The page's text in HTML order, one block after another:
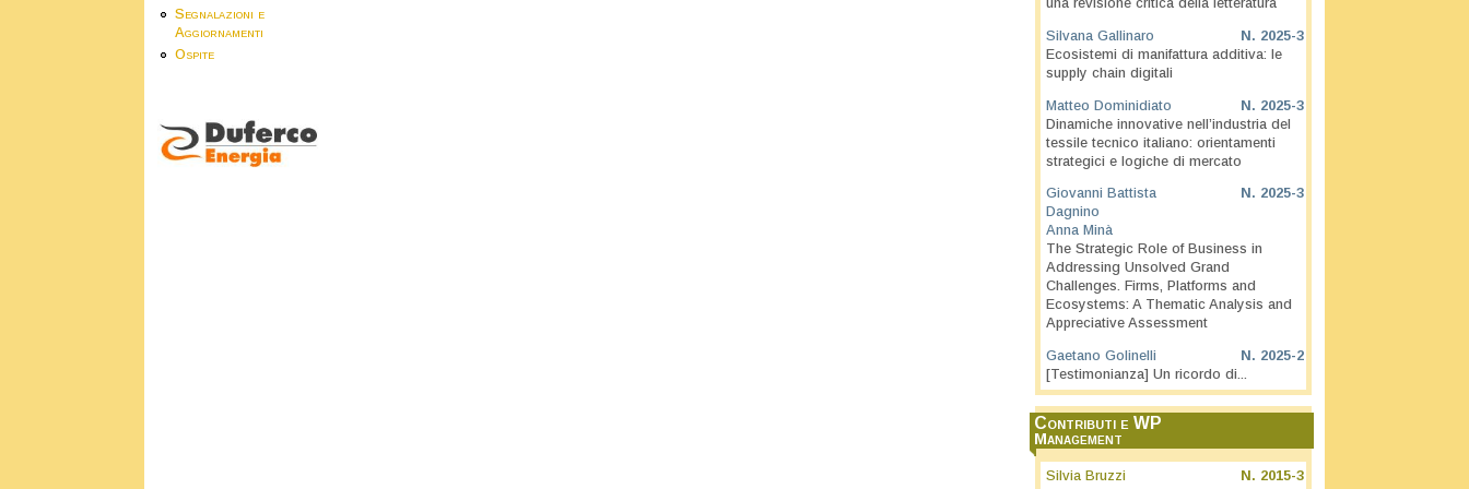
Segnalazioni e
Aggiornamenti
Ospite
una revisione critica della letteratura
N. 2025-3
Silvana Gallinaro
Ecosistemi di manifattura additiva: le
supply chain digitali
N. 2025-3
Matteo Dominidiato
Dinamiche innovative nell’industria del
tessile tecnico italiano: orientamenti
strategici e logiche di mercato
N. 2025-3
Giovanni Battista
Dagnino
Anna Minà
The Strategic Role of Business in
Addressing Unsolved Grand
Challenges. Firms, Platforms and
Ecosystems: A Thematic Analysis and
Appreciative Assessment
N. 2025-2
Gaetano Golinelli
[Testimonianza] Un ricordo di...
Contributi e WP
Management
N. 2015-3
Silvia Bruzzi